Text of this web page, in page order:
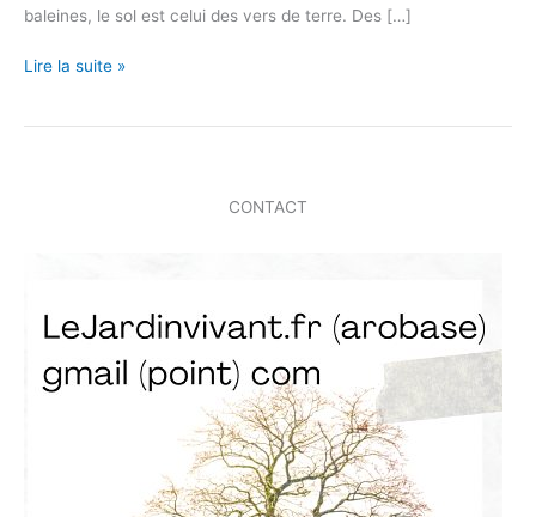
baleines, le sol est celui des vers de terre. Des […]
Feu
Lire la suite »
CONTACT